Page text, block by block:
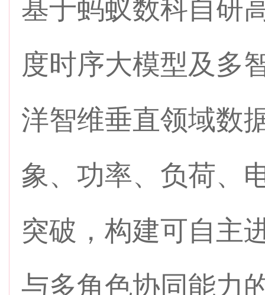
基于蚂蚁数科自研
度时序大模型及多
洋智维垂直领域数
象、功率、负荷、
突破，构建可自主
与多角色协同能力